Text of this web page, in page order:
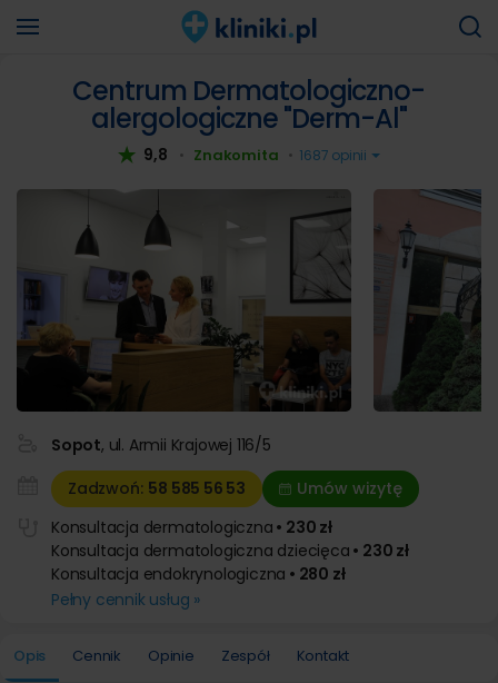
Centrum Dermatologiczno-
alergologiczne "Derm-Al"
9,8 • Znakomita • 1687 opinii
Sopot, ul. Armii Krajowej 116/5
Zadzwoń: 58 585 56 53
Umów wizytę
Konsultacja dermatologiczna • 230 zł
Konsultacja dermatologiczna dziecięca • 230 zł
Konsultacja endokrynologiczna • 280 zł
Pełny cennik usług »
Opis Cennik Opinie Zespół Kontakt